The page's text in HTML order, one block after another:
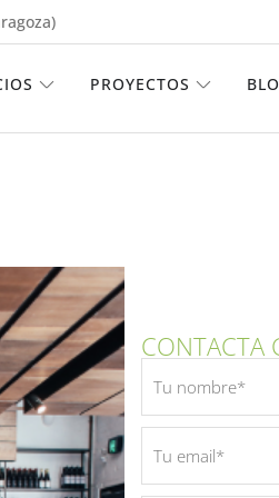
ABRIR SERVICIOS
PROYECTOS ABRIR
CONTACTA